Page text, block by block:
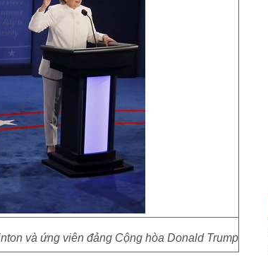
và ứng viên đảng Cộng hòa Donald Trump